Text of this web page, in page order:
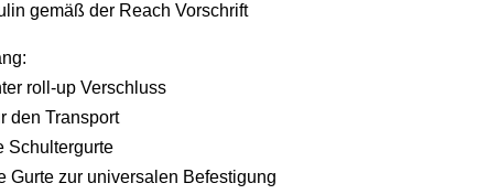
gemäß der Reach Vorschrift
roll-up Verschluss
den Transport
Schultergurte
Gurte zur universalen Befestigung